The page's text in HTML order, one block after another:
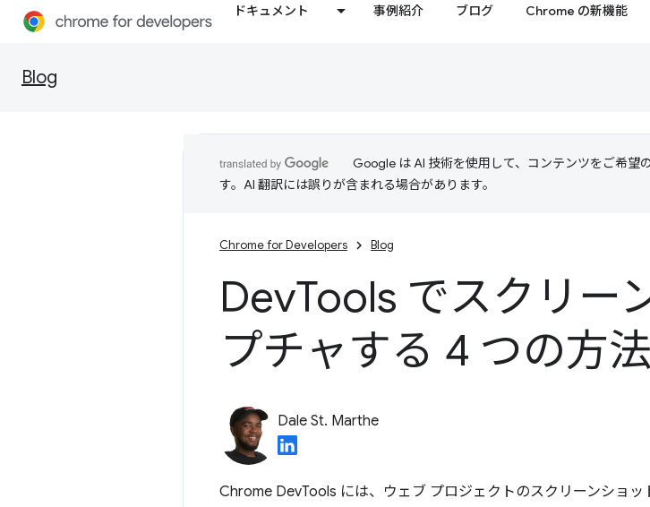
ドキュメント 事例紹介 ブログ Chrome の新機能
Blog
Google は AI 技術を使用して、コンテンツをご希望
す。AI 翻訳には誤りが含まれる場合があります。
Chrome for Developers Blog
DevTools でスクリー
プチャする 4 つの方法
Dale St. Marthe
Chrome DevTools には、ウェブ プロジェクトのスクリーンショ